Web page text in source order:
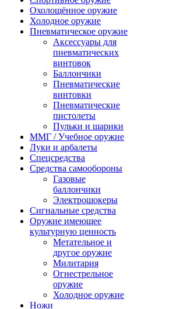
Охолощённое оружие
Холодное оружие
Пневматическое оружие
Аксессуары для
пневматических
винтовок
Баллончики
Пневматические
винтовки
Пневматические
пистолеты
Пульки и шарики
ММГ / Учебное оружие
Луки и арбалеты
Спецсредства
Средства самообороны
Газовые
баллончики
Электрошокеры
Сигнальные средства
Оружие имеющее
культурную ценность
Метательное и
другое оружие
Милитария
Огнестрельное
оружие
Холодное оружие
Ножи